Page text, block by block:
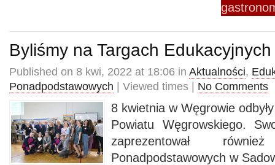
Byliśmy na Targach Edukacyjnych
Published on 8 kwi, 2022 at 18:06 in Aktualności,
Ponadpodstawowych | Viewed times | No Comments
8 kwietnia w Węgrowie
Powiatu Węgrowskiego.
zaprezentował
Ponadpodstawowych w